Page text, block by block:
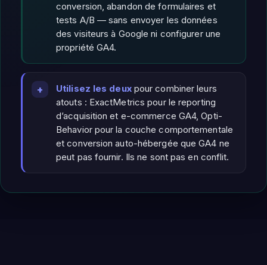
conversion, abandon de formulaires et
tests A/B — sans envoyer les données
des visiteurs à Google ni configurer une
propriété GA4.
Utilisez les deuxpour combiner leurs
atouts : ExactMetrics pour le reporting
d’acquisition et e-commerce GA4, Opti-
Behavior pour la couche comportementale
et conversion auto-hébergée que GA4 ne
peut pas fournir. Ils ne sont pas en conflit.